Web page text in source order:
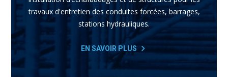
travaux d'entretien des conduites forcées, barrages,
stations hydrauliques.
EN SAVOIR PLUS